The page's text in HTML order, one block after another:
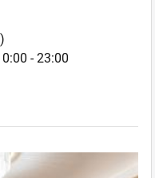
- 23:00